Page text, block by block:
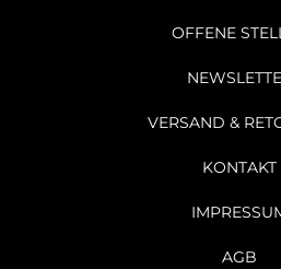
OFFENE
VERSAND &
KONTAKT
AGB